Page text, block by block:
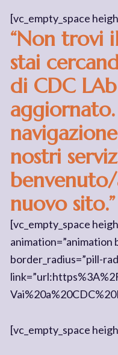
[vc_empty_space
“Non trovi
stai
di CDC
nostri
nuovo sito.”
[vc_empty_space
animation=”animation
border_radius=”pill-
[vc_empty_space